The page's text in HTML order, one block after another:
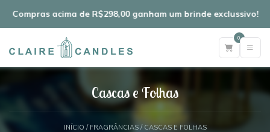
Compras acima de R$298,00 ganham um brinde exclussivo!
0
Cascas e Folhas
INÍCIO / FRAGRÂNCIAS/ CASCAS E FOLHAS